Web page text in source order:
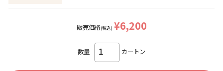
販売価格(税込) ¥6,200
数量 カートン